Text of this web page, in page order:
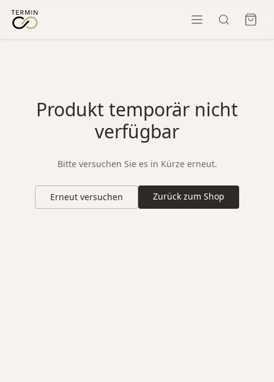
Produkt temporär nicht
verfügbar
Bitte versuchen Sie es in Kürze erneut.
Erneut versuchen Zurück zum Shop